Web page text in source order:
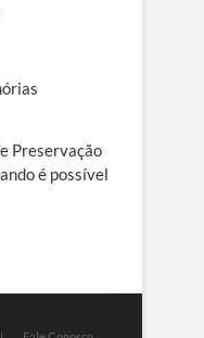
Preservação
é possível